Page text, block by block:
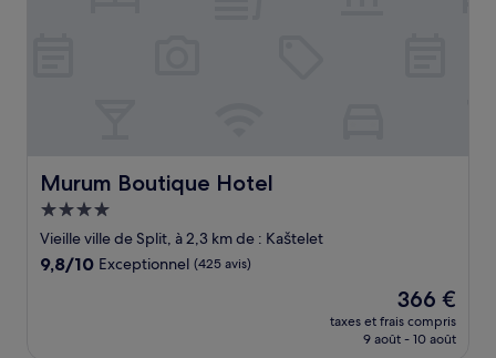
Murum Boutique Hotel
Murum Boutique Hotel
Hébergement
4.0 étoiles
Vieille ville de Split, à 2,3 km de : Kaštelet
9.8
9,8/10 Exceptionnel (425 avis)
Le
nouveau
prix
366 €
taxes et frais compris
9 août - 10 août